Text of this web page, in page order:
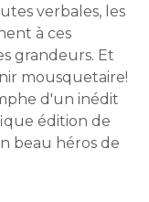
verbales, les
à ces
grandeurs. Et
mousquetaire!
d'un inédit
édition de
beau héros de